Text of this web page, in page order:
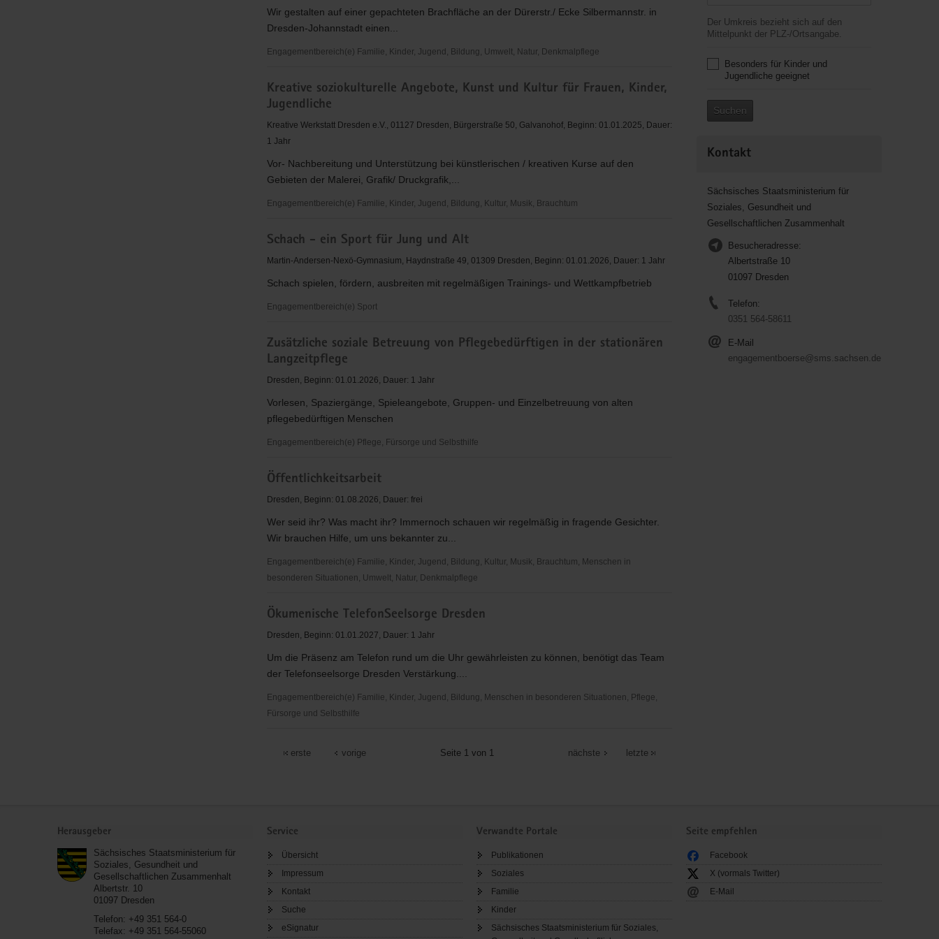
Wir gestalten auf einer gepachteten Brachfläche an der Dürerstr./ Ecke Silbermannstr. in
Dresden-Johannstadt einen...
Engagementbereich(e) Familie, Kinder, Jugend, Bildung, Umwelt, Natur, Denkmalpflege
Johannstadt
Kreative soziokulturelle Angebote, Kunst und Kultur für Frauen, Kinder,
Jugendliche
Kreative Werkstatt Dresden e.V., 01127 Dresden, Bürgerstraße 50, Galvanohof, Beginn: 01.01.2025, Dauer:
1 Jahr
Vor- Nachbereitung und Unterstützung bei künstlerischen / kreativen Kurse auf den
Gebieten der Malerei, Grafik/ Druckgrafik,...
Engagementbereich(e) Familie, Kinder, Jugend, Bildung, Kultur, Musik, Brauchtum
soziokulturelle
Angebote,
und
Kultur
Frauen,
Kinder,
Schach - ein Sport für Jung und Alt
Martin-Andersen-Nexö-Gymnasium, Haydnstraße 49, 01309 Dresden, Beginn: 01.01.2026, Dauer: 1 Jahr
Schach spielen, fördern, ausbreiten mit regelmäßigen Trainings- und Wettkampfbetrieb
Engagementbereich(e) Sport
-
ein
Sport
Jung
und
Alt
Zusätzliche soziale Betreuung von Pflegebedürftigen in der stationären
Langzeitpflege
Dresden, Beginn: 01.01.2026, Dauer: 1 Jahr
Vorlesen, Spaziergänge, Spieleangebote, Gruppen- und Einzelbetreuung von alten
pflegebedürftigen Menschen
Engagementbereich(e) Pflege, Fürsorge und Selbsthilfe
soziale
Betreuung
Pflegebedürftigen
in
der
stationären
Öffentlichkeitsarbeit
Dresden, Beginn: 01.08.2026, Dauer: frei
Wer seid ihr? Was macht ihr? Immernoch schauen wir regelmäßig in fragende Gesichter.
Wir brauchen Hilfe, um uns bekannter zu...
Engagementbereich(e) Familie, Kinder, Jugend, Bildung, Kultur, Musik, Brauchtum, Menschen in
besonderen Situationen, Umwelt, Natur, Denkmalpflege
Ökumenische TelefonSeelsorge Dresden
Dresden, Beginn: 01.01.2027, Dauer: 1 Jahr
Um die Präsenz am Telefon rund um die Uhr gewährleisten zu können, benötigt das Team
der Telefonseelsorge Dresden Verstärkung....
Engagementbereich(e) Familie, Kinder, Jugend, Bildung, Menschen in besonderen Situationen, Pflege,
Fürsorge und Selbsthilfe
TelefonSeelsorge
erste vorige Seite 1 von 1 nächste letzte
Der Umkreis bezieht sich auf den
Mittelpunkt der PLZ-/Ortsangabe.
Besonders für Kinder und
Jugendliche geeignet
Suchen
Kontakt
Sächsisches Staatsministerium für
Soziales, Gesundheit und
Gesellschaftlichen Zusammenhalt
Besucheradresse:
Albertstraße 10
01097 Dresden
Telefon:
0351 564-58611
E-Mail
engagementboerse@sms.sachsen.de
Herausgeber
Sächsisches Staatsministerium für
Soziales, Gesundheit und
Gesellschaftlichen Zusammenhalt
Albertstr. 10
01097 Dresden
Telefon: +49 351 564-0
Telefax: +49 351 564-55060
Service
Übersicht
Impressum
Kontakt
Suche
eSignatur
Verwandte Portale
Publikationen
Soziales
Familie
Kinder
Sächsisches Staatsministerium für Soziales,
Seite empfehlen
Facebook
X (vormals Twitter)
E-Mail